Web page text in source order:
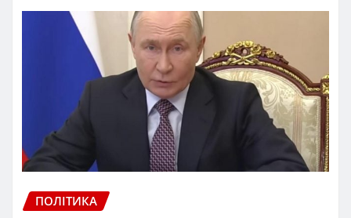
ПОЛІТИКА